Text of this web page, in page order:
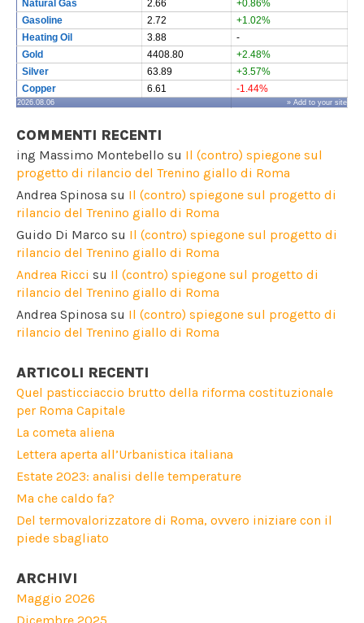
Natural Gas
2.66
+0.86%
Gasoline
2.72
+1.02%
Heating Oil
3.88
-
Gold
4408.80
+2.48%
Silver
63.89
+3.57%
Copper
6.61 -1.44%
2026.08.06 » Add to your site
COMMENTI RECENTI
ing Massimo Montebello su Il (contro) spiegone sul
progetto di rilancio del Trenino giallo di Roma
Andrea Spinosa su Il (contro) spiegone sul progetto di
rilancio del Trenino giallo di Roma
Guido Di Marco su Il (contro) spiegone sul progetto di
rilancio del Trenino giallo di Roma
Andrea Ricci su Il (contro) spiegone sul progetto di
rilancio del Trenino giallo di Roma
Andrea Spinosa su Il (contro) spiegone sul progetto di
rilancio del Trenino giallo di Roma
ARTICOLI RECENTI
Quel pasticciaccio brutto della riforma costituzionale
per Roma Capitale
La cometa aliena
Lettera aperta all’Urbanistica italiana
Estate 2023: analisi delle temperature
Ma che caldo fa?
Del termovalorizzatore di Roma, ovvero iniziare con il
piede sbagliato
ARCHIVI
Maggio 2026
Dicembre 2025